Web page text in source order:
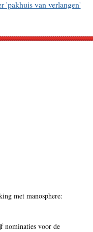
'pakhuis van verlangen'
met manosphere:
nominaties voor de